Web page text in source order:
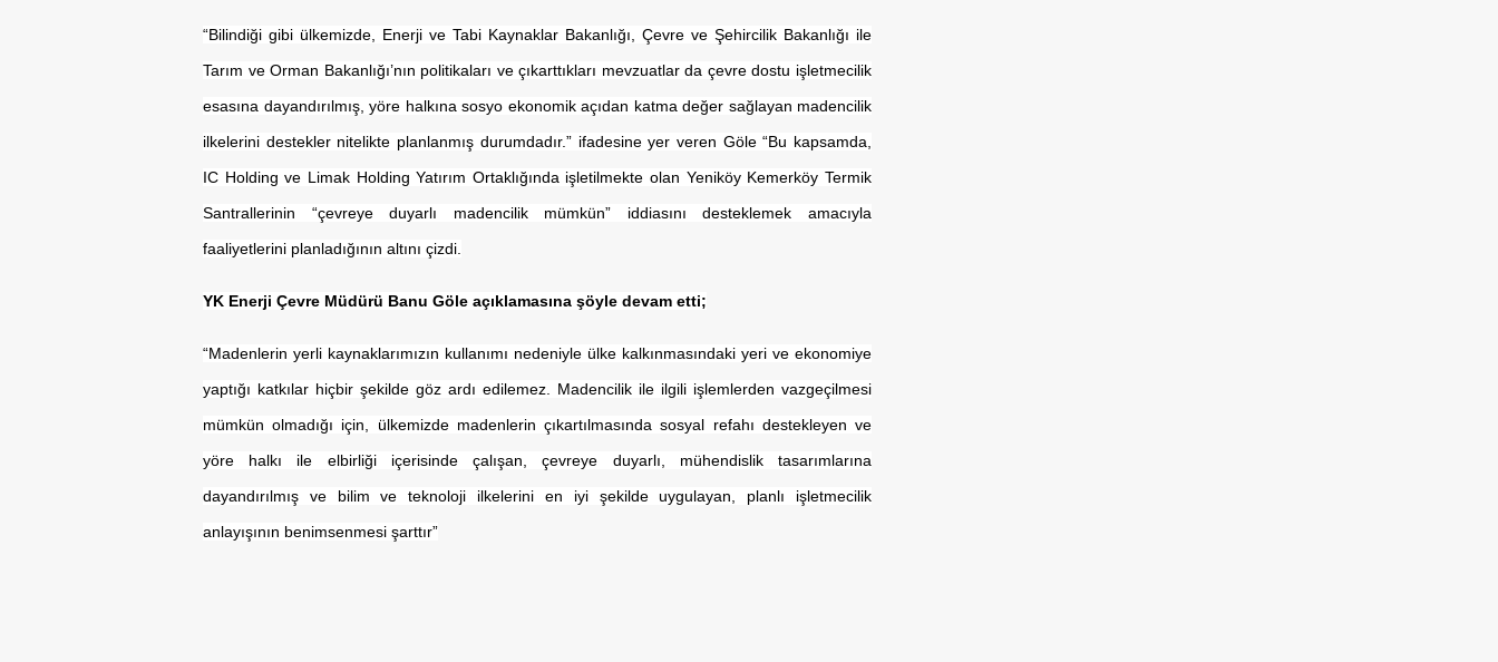
“Bilindiği gibi ülkemizde, Enerji ve Tabi Kaynaklar Bakanlığı, Çevre ve Şehircilik Bakanlığı ile
Tarım ve Orman Bakanlığı’nın politikaları ve çıkarttıkları mevzuatlar da çevre dostu işletmecilik
esasına dayandırılmış, yöre halkına sosyo ekonomik açıdan katma değer sağlayan madencilik
ilkelerini destekler nitelikte planlanmış durumdadır.” ifadesine yer veren Göle “Bu kapsamda,
IC Holding ve Limak Holding Yatırım Ortaklığında işletilmekte olan Yeniköy Kemerköy Termik
Santrallerinin “çevreye duyarlı madencilik mümkün” iddiasını desteklemek amacıyla
faaliyetlerini planladığının altını çizdi.
YK Enerji Çevre Müdürü Banu Göle açıklamasına şöyle devam etti;
“Madenlerin yerli kaynaklarımızın kullanımı nedeniyle ülke kalkınmasındaki yeri ve ekonomiye
yaptığı katkılar hiçbir şekilde göz ardı edilemez. Madencilik ile ilgili işlemlerden vazgeçilmesi
mümkün olmadığı için, ülkemizde madenlerin çıkartılmasında sosyal refahı destekleyen ve
yöre halkı ile elbirliği içerisinde çalışan, çevreye duyarlı, mühendislik tasarımlarına
dayandırılmış ve bilim ve teknoloji ilkelerini en iyi şekilde uygulayan, planlı işletmecilik
anlayışının benimsenmesi şarttır”